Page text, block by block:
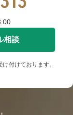
相談
付けております。